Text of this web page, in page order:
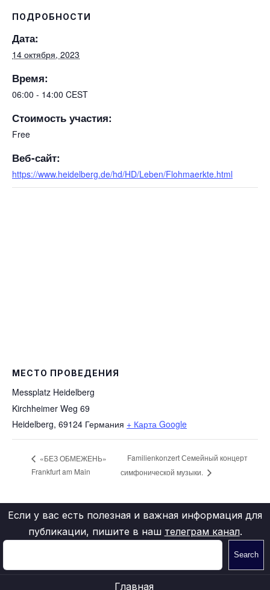
ПОДРОБНОСТИ
Дата:
14 октября, 2023
Время:
06:00 - 14:00 CEST
Стоимость участия:
Free
Веб-сайт:
https://www.heidelberg.de/hd/HD/Leben/Flohmaerkte.html
МЕСТО ПРОВЕДЕНИЯ
Messplatz Heidelberg
Kirchheimer Weg 69
Heidelberg, 69124 Германия + Карта Google
«БЕЗ ОБМЕЖЕНЬ»
Frankfurt am Main
Familienkonzert Семейный концерт
симфонической музыки.
Если у вас есть полезная и важная информация для
публикации, пишите в наш телеграм канал.
Search
Главная